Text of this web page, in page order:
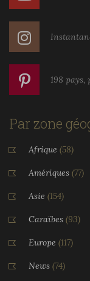
198
Par zone
Afrique (58)
Amériques (77)
Asie (154)
Caraïbes (93)
Europe (117)
News (74)